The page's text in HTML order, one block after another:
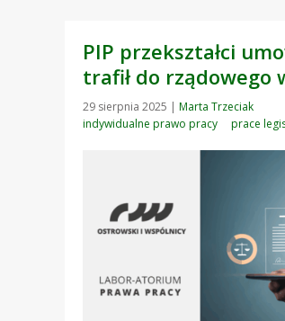
PIP przekształci
trafił do rządowego
29 sierpnia 2025 | Marta Trzeciak
indywidualne prawo pracy
prace